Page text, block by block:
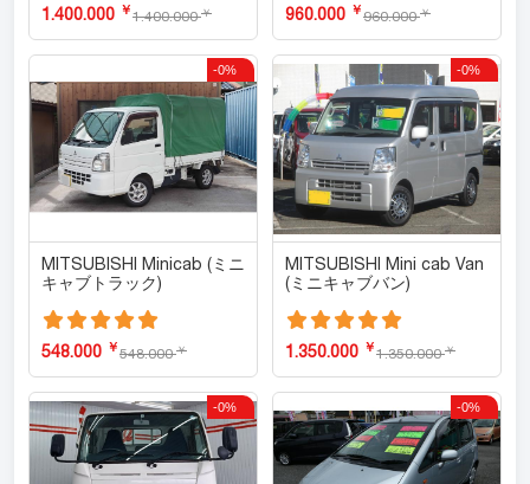
1.400.000￥
1.400.000 ￥ 960.000￥
960.000 ￥
-0%
MITSUBISHI Minicab (ミニ
キャブトラック)
548.000￥
548.000 ￥
-0%
MITSUBISHI Mini cab Van
(ミニキャブバン)
1.350.000￥
1.350.000 ￥
-0% -0%